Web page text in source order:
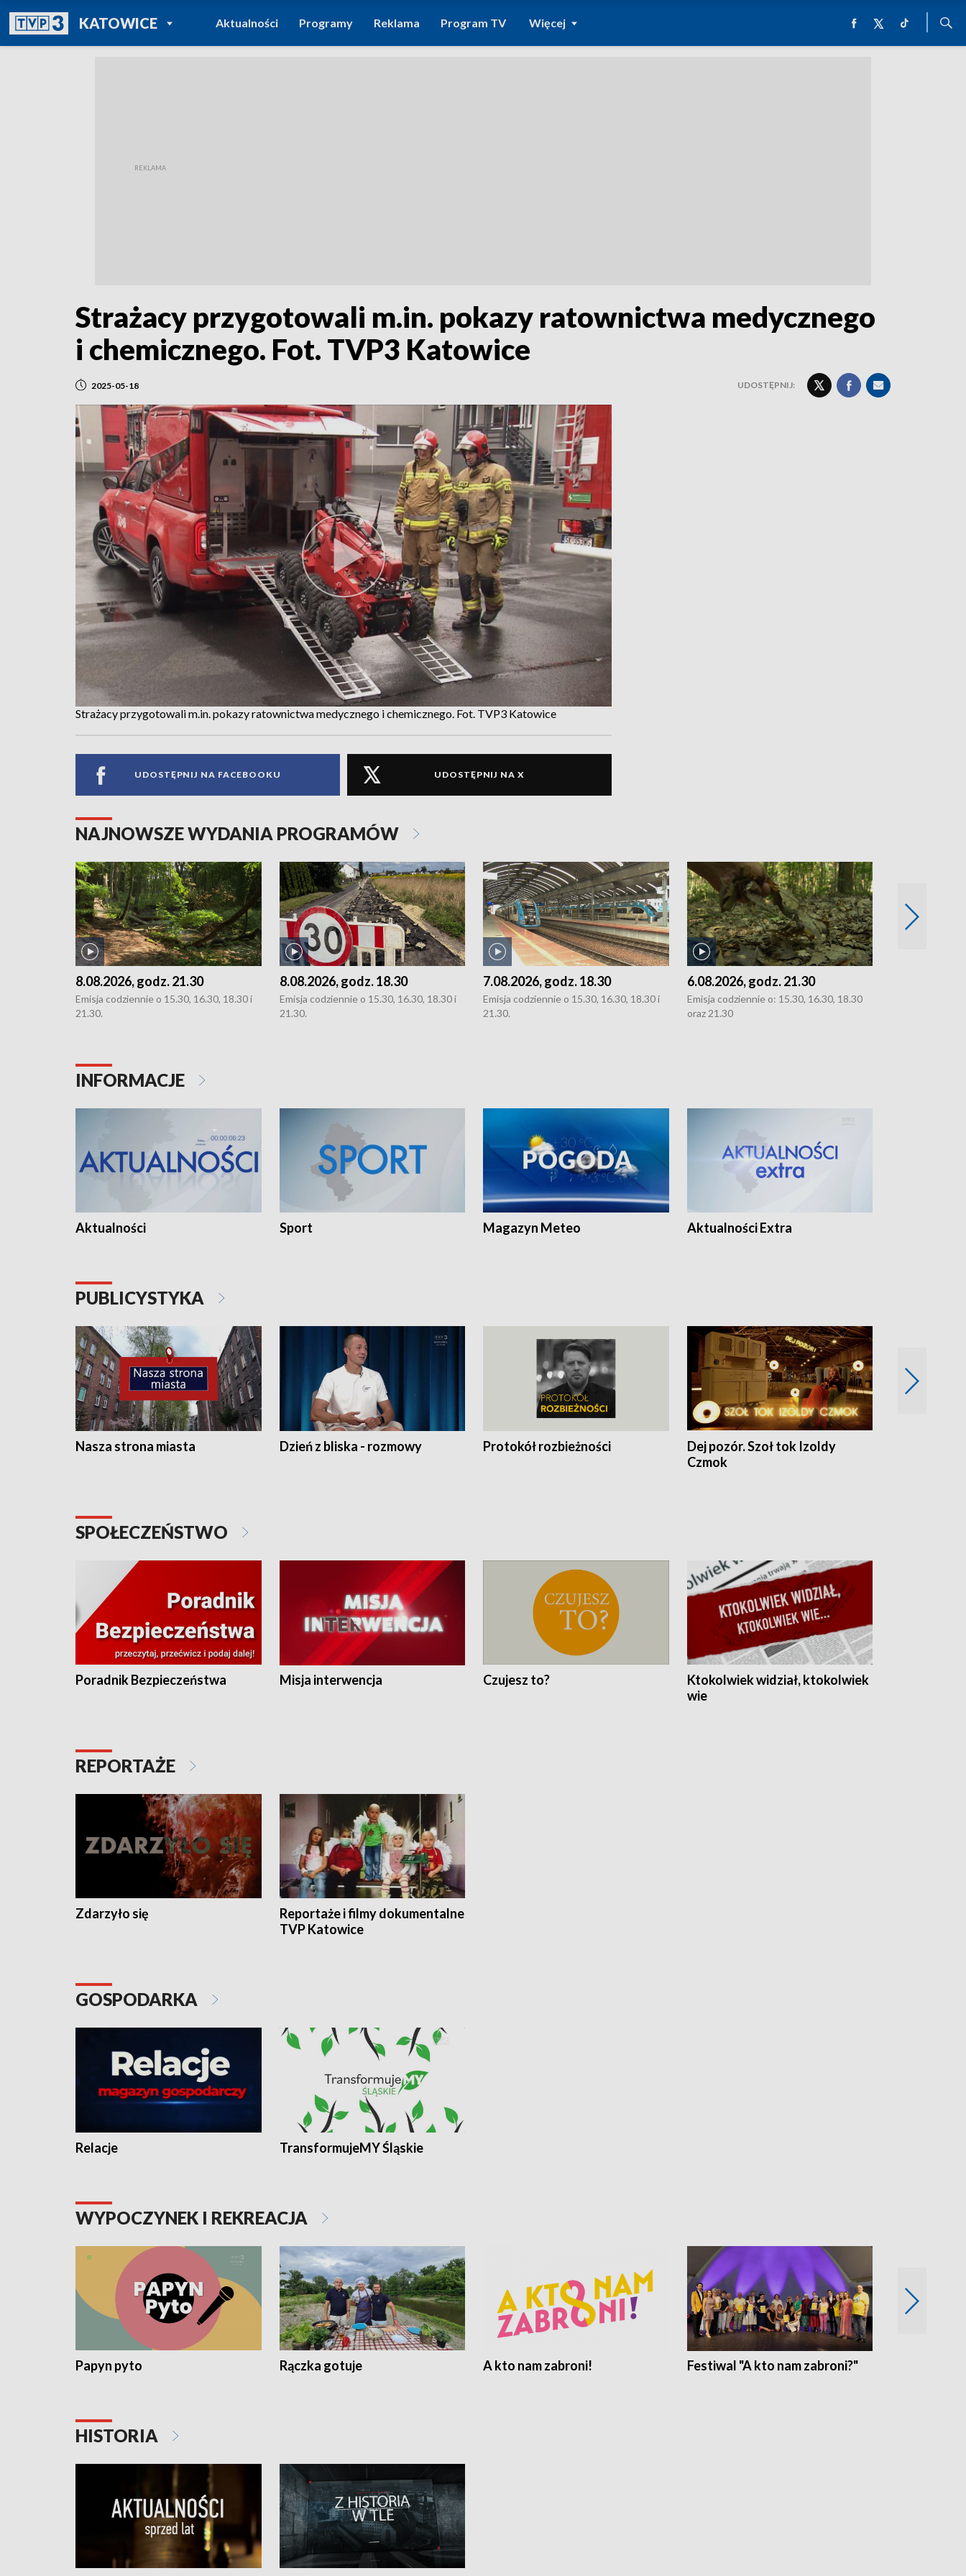
KATOWICEPOWRÓT DO
TVP REGIONY
Aktualności Programy Reklama Program TV Więcej
Strażacy przygotowali m.in. pokazy ratownictwa medycznego
i chemicznego. Fot. TVP3 Katowice
2025-05-18 UDOSTĘPNIJ:
Strażacy przygotowali m.in. pokazy ratownictwa medycznego i chemicznego. Fot. TVP3 Katowice
UDOSTĘPNIJ NA FACEBOOKU UDOSTĘPNIJ NA X
NAJNOWSZE WYDANIA PROGRAMÓW
8.08.2026, godz. 21.30
Emisja codziennie o 15.30, 16.30, 18.30 i
21.30.
8.08.2026, godz. 18.30
Emisja codziennie o 15.30, 16.30, 18.30 i
21.30.
7.08.2026, godz. 18.30
Emisja codziennie o 15.30, 16.30, 18.30 i
21.30.
6.08.2026, godz. 21.30
Emisja codziennie o: 15.30, 16.30, 18.30
oraz 21.30
INFORMACJE
Aktualności Sport Magazyn Meteo Aktualności Extra
PUBLICYSTYKA
Nasza strona miasta Dzień z bliska - rozmowy Protokół rozbieżności
Dej pozór. Szoł tok Izoldy
Czmok
SPOŁECZEŃSTWO
Poradnik Bezpieczeństwa Misja interwencja Czujesz to?
Ktokolwiek widział, ktokolwiek
wie
REPORTAŻE
Zdarzyło się
Reportaże i filmy dokumentalne
TVP Katowice
GOSPODARKA
Relacje TransformujeMY Śląskie
WYPOCZYNEK I REKREACJA
Papyn pyto Rączka gotuje A kto nam zabroni! Festiwal "A kto nam zabroni?"
HISTORIA